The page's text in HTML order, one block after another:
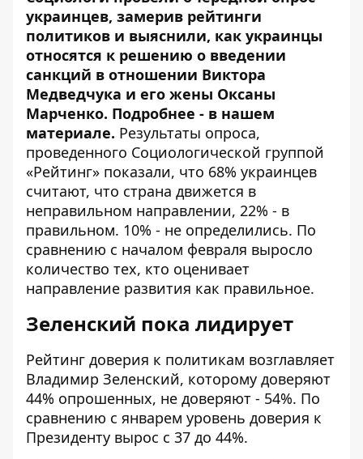
украинцев, замерив рейтинги
политиков и выяснили, как украинцы
относятся к решению о введении
санкций в отношении Виктора
Медведчука и его жены Оксаны
Марченко. Подробнее - в нашем
материале. Результаты опроса,
проведенного Социологической группой
«Рейтинг» показали, что 68% украинцев
считают, что страна движется в
неправильном направлении, 22% - в
правильном. 10% - не определились. По
сравнению с началом февраля выросло
количество тех, кто оценивает
направление развития как правильное.
Зеленский пока лидирует
Рейтинг доверия к политикам возглавляет
Владимир Зеленский, которому доверяют
44% опрошенных, не доверяют - 54%. По
сравнению с январем уровень доверия к
Президенту вырос с 37 до 44%.